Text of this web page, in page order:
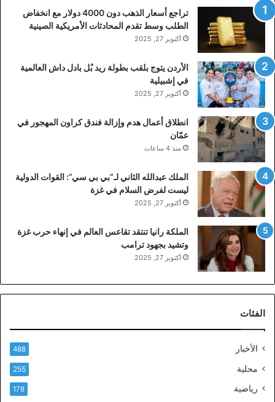
تراجع أسعار الذهب دون 4000 دولار مع انخفاض
الطلب وسط تقدم المحادثات الأمريكية الصينية
أكتوبر 27, 2025
الأردن يتوج بلقب بطولة ريد بُل بادل داش العالمية
في إشبيلية
أكتوبر 27, 2025
انطلاق أعمال هدم وإزالة فندق كراون المهجور في
عمّان
منذ 4 ساعات
الملك عبدالله الثاني لـ”بي بي سي”: القوات الدولية
ليست لفرض السلام في غزة
أكتوبر 27, 2025
الملكة رانيا تنتقد تقاعس العالم في إنهاء حرب غزة
وتشيد بجهود ترامب
أكتوبر 27, 2025
الفئات
الأخبار 488
محلية 255
رياضية 178